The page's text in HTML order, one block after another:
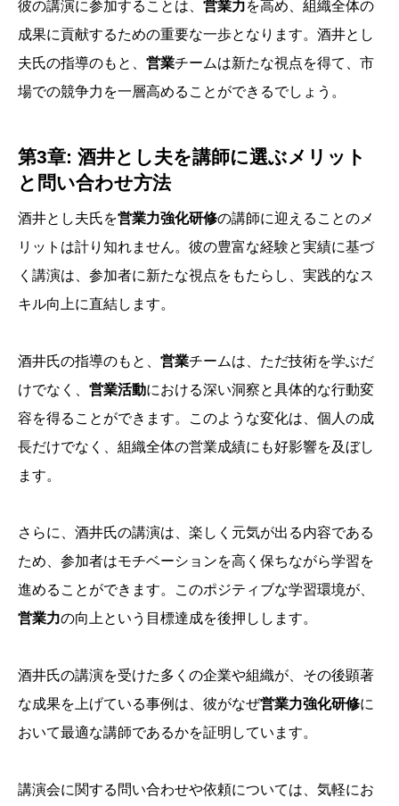
彼の講演に参加することは、 営業力を高め、組織全体の
成果に貢献するための重要な一歩となります。酒井とし
夫氏の指導のもと、 営業チームは新たな視点を得て、市
場での競争力を一層高めることができるでしょう。
第3章: 酒井とし夫を講師に選ぶメリット
と問い合わせ方法
酒井とし夫氏を営業力強化研修の講師に迎えることのメ
リットは計り知れません。彼の豊富な経験と実績に基づ
く講演は、参加者に新たな視点をもたらし、実践的なス
キル向上に直結します。
酒井氏の指導のもと、 営業チームは、ただ技術を学ぶだ
けでなく、 営業活動における深い洞察と具体的な行動変
容を得ることができます。このような変化は、個人の成
長だけでなく、組織全体の営業成績にも好影響を及ぼし
ます。
さらに、酒井氏の講演は、楽しく元気が出る内容である
ため、参加者はモチベーションを高く保ちながら学習を
進めることができます。このポジティブな学習環境が、
営業力の向上という目標達成を後押しします。
酒井氏の講演を受けた多くの企業や組織が、その後顕著
な成果を上げている事例は、彼がなぜ営業力強化研修に
おいて最適な講師であるかを証明しています。
講演会に関する問い合わせや依頼については、気軽にお